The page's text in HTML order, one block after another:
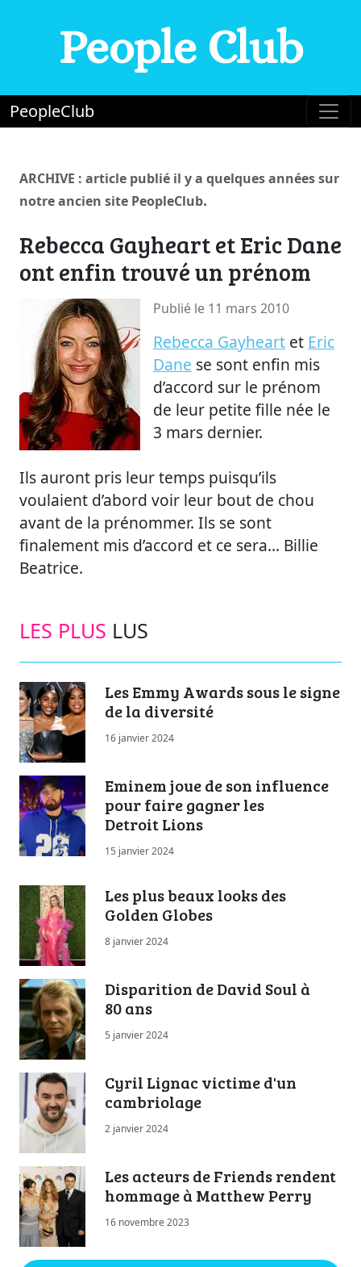
People Club
PeopleClub
ARCHIVE : article publié il y a quelques années sur
notre ancien site PeopleClub.
Rebecca Gayheart et Eric Dane
ont enfin trouvé un prénom
Publié le 11 mars 2010
Rebecca Gayheart et Eric
Dane se sont enfin mis
d’accord sur le prénom
de leur petite fille née le
3 mars dernier.
Ils auront pris leur temps puisqu’ils
voulaient d’abord voir leur bout de chou
avant de la prénommer. Ils se sont
finalement mis d’accord et ce sera... Billie
Beatrice.
LES PLUS LUS
Les Emmy Awards sous le signe
de la diversité
16 janvier 2024
Eminem joue de son influence
pour faire gagner les
Detroit Lions
15 janvier 2024
Les plus beaux looks des
Golden Globes
8 janvier 2024
Disparition de David Soul à
80 ans
5 janvier 2024
Cyril Lignac victime d'un
cambriolage
2 janvier 2024
Les acteurs de Friends rendent
hommage à Matthew Perry
16 novembre 2023